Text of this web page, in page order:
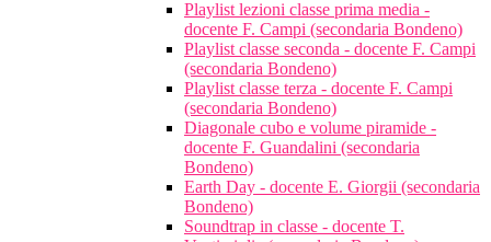
Playlist lezioni classe prima media -
docente F. Campi (secondaria Bondeno)
Playlist classe seconda - docente F. Campi
(secondaria Bondeno)
Playlist classe terza - docente F. Campi
(secondaria Bondeno)
Diagonale cubo e volume piramide -
docente F. Guandalini (secondaria
Bondeno)
Earth Day - docente E. Giorgii (secondaria
Bondeno)
Soundtrap in classe - docente T.